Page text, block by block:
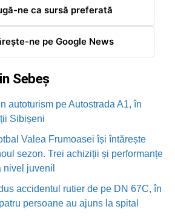
ne ca sursă preferată
ne pe Google News
Sebeș
autoturism pe Autostrada A1, în
Sibișeni
Valea Frumoasei își întărește
sezon. Trei achiziții și performanțe
nivel juvenil
accidentul rutier de pe DN 67C, în
persoane au ajuns la spital